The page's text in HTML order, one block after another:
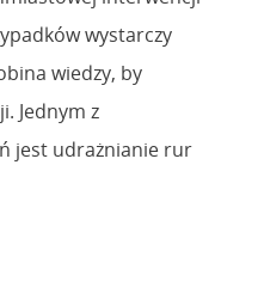
wystarczy
wiedzy, by
Jednym z
jest udrażnianie rur